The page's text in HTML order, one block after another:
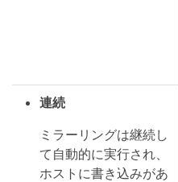
連続
ミラーリングは継続し
て自動的に実行され、
ホストに書き込みがあ